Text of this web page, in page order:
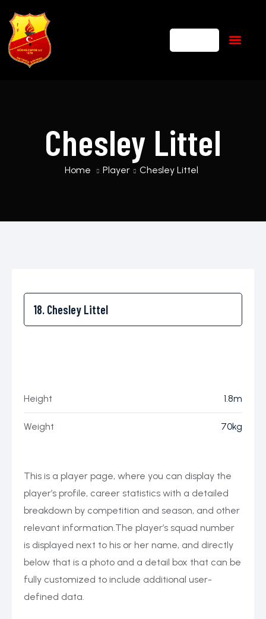
Chesley Littel
Home Player Chesley Littel
Height 1.8m
Weight 70kg
This is a player page, where you can display the
player’s profile, career statistics with a detailed
breakdown by competition and season, and other
relevant information.The player’s squad number
is displayed next to his or her name, and directly
below that is a photo and a detail box that can be
fully customized to include additional user-
defined data.